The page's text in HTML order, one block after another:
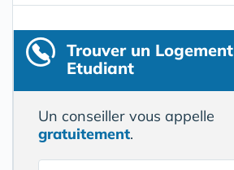
Trouver un Logement
Etudiant
Un conseiller vous appelle
gratuitement.